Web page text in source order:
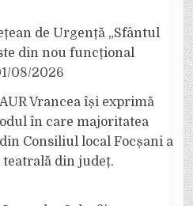
de Urgență „Sfântul
din nou funcțional
08/2026
Vrancea își exprimă
în care majoritatea
din Consiliul local Focșani a
din județ.